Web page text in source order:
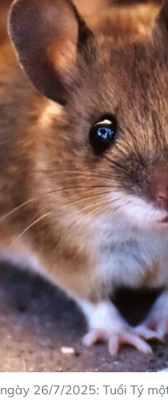
26/7/2025: Tuổi Tý